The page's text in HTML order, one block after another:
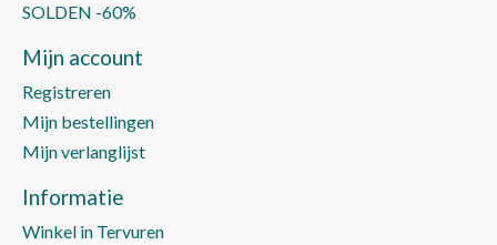
SOLDEN -60%
Mijn account
Registreren
Mijn bestellingen
Mijn verlanglijst
Informatie
Winkel in Tervuren